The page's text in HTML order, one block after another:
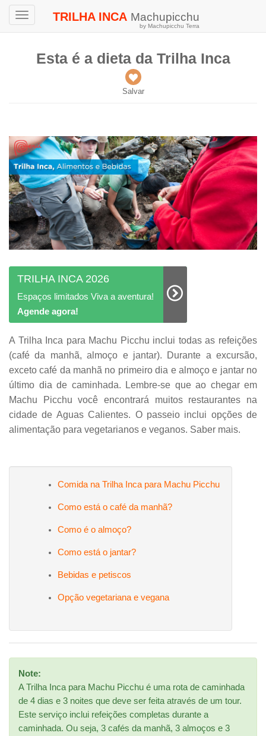
Toggle
TRILHA INCA Machupicchu
by Machupicchu Terra
Esta é a dieta da Trilha Inca
Salvar
TRILHA INCA 2026
Espaços limitados Viva a aventura!
Agende agora!
A Trilha Inca para Machu Picchu inclui todas as refeições
(café da manhã, almoço e jantar). Durante a excursão,
exceto café da manhã no primeiro dia e almoço e jantar no
último dia de caminhada. Lembre-se que ao chegar em
Machu Picchu você encontrará muitos restaurantes na
cidade de Aguas Calientes. O passeio inclui opções de
alimentação para vegetarianos e veganos. Saber mais.
Comida na Trilha Inca para Machu Picchu
Como está o café da manhã?
Como é o almoço?
Como está o jantar?
Bebidas e petiscos
Opção vegetariana e vegana
Note:
A Trilha Inca para Machu Picchu é uma rota de caminhada
de 4 dias e 3 noites que deve ser feita através de um tour.
Este serviço inclui refeições completas durante a
caminhada. Ou seja, 3 cafés da manhã, 3 almoços e 3